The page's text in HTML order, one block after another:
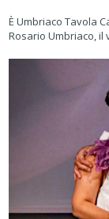
È Umbriaco Tavola
Rosario Umbriaco,